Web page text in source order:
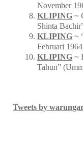
November
KLIPING~
Shinta
KLIPING~
Februari
KLIPING~
Tahun”
Tweets by